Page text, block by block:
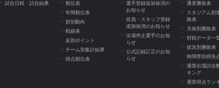
試合日程・試合結果
順位表
年間順位表
節別動向
戦績表
反則ポイント
チーム別集計結果
得点順位表
選手登録追加抹消の
お知らせ
役員・スタッフ登録
追加抹消のお知らせ
出場停止選手のお知
らせ
公式記録訂正のお知
らせ
通算勝敗表
スタジアム別
敗表
天候別勝敗表
対戦データ一
状況別勝敗表
時間帯別得失
通算出場試合
キング
通算得点ラン